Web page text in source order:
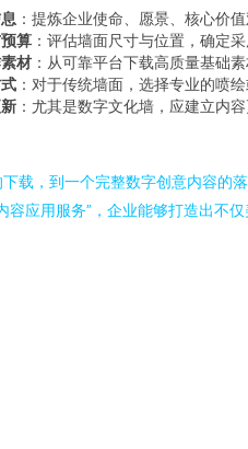
：提炼企业使命、愿景、核心价
算 ：评估墙面尺寸与位置，确定
材 ：从可靠平台下载高质量基础
：对于传统墙面，选择专业的喷
：尤其是数字文化墙，应建立内
载，到一个完整数字创意内容的
容应用服务”，企业能够打造出不